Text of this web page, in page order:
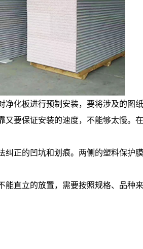
化板进行预制安装，要将涉及的图
要保证安装的速度，不能够太慢。
正的凹坑和划痕。两侧的塑料保护
直立的放置，需要按照规格、品种